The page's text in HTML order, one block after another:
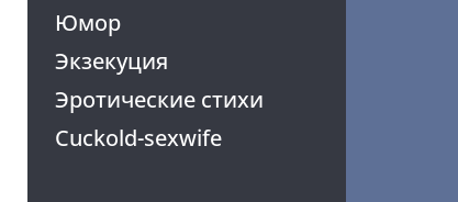
Юмор
Экзекуция
Эротические стихи
Cuckold-sexwife